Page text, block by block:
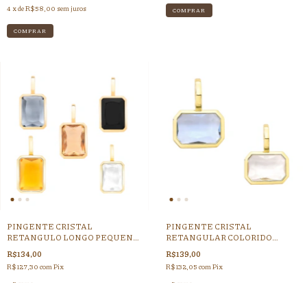
4 x deR$58,00 sem juros
COMPRAR
COMPRAR
PINGENTE CRISTAL
RETANGULO LONGO PEQUENO
DOURADO - FECHO CLICK
R$134,00
R$127,30 com Pix
PINGENTE CRISTAL
RETANGULAR COLORIDO
DOURADO (CORDAO GROSSO -
FECHO CLICK)
R$139,00
R$132,05 com Pix